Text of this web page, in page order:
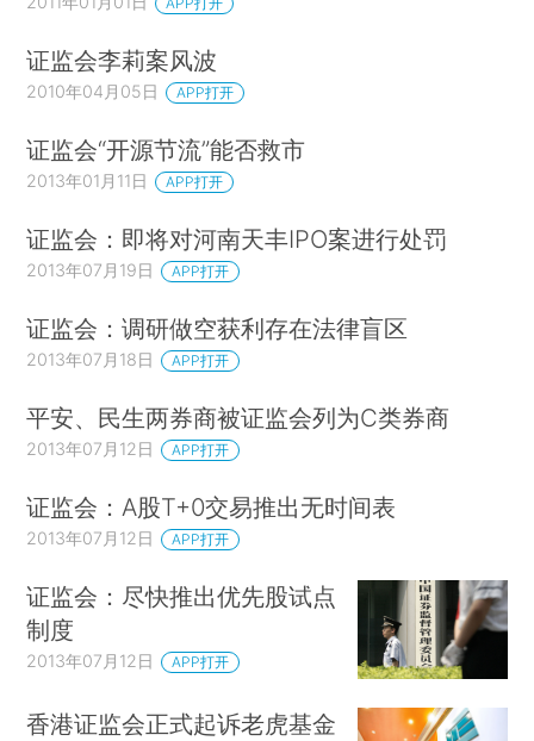
证监会李莉案风波
2010年04月05日 APP打开
证监会“开源节流”能否救市
2013年01月11日 APP打开
证监会：即将对河南天丰IPO案进行处罚
2013年07月19日 APP打开
证监会：调研做空获利存在法律盲区
2013年07月18日 APP打开
平安、民生两券商被证监会列为C类券商
2013年07月12日 APP打开
证监会：A股T+0交易推出无时间表
2013年07月12日 APP打开
证监会：尽快推出优先股试点
制度
2013年07月12日 APP打开
香港证监会正式起诉老虎基金